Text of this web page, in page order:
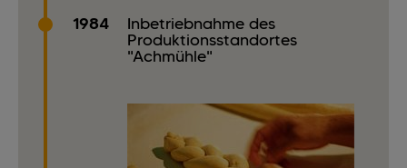
1984
Inbetriebnahme des
Produktionsstandortes
"Achmühle"